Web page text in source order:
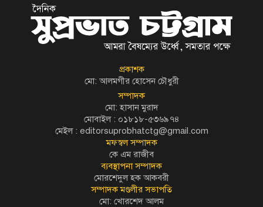
প্রকাশক
মো: আলমগীর হোসেন চৌধুরী
সম্পাদক
মো: হাসান মুরাদ
মোবাইল : ০১৮১৮-৫৩৬৯৭৪
মেইল : editorsuprobhatctg@gmail.com
মফস্বল সম্পাদক
কে এম রাজীব
ব্যবস্থাপনা সম্পাদক
মোরশেদুল হক আকবরী
সম্পাদক মণ্ডলীর সভাপতি
মো: খোরশেদ আলম